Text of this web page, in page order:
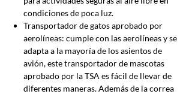
condiciones de poca luz.
Transportador de gatos aprobado por
aerolíneas: cumple con las aerolíneas y se
adapta a la mayoría de los asientos de
avión, este transportador de mascotas
aprobado por la TSA es fácil de llevar de
diferentes maneras. Además de la correa